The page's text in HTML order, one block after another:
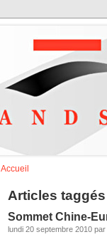
Accueil
Articles taggés
Sommet Chine-
lundi 20 septembre 2010 par